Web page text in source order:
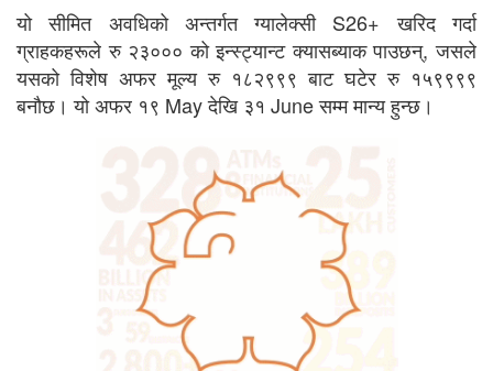
यो सीमित अवधिको अन्तर्गत ग्यालेक्सी S26+ खरिद गर्दा
ग्राहकहरूले रु २३००० को इन्स्ट्यान्ट क्यासब्याक पाउछन्, जसले
यसको विशेष अफर मूल्य रु १८२९९९ बाट घटेर रु १५९९९९
बनौछ। यो अफर १९ May देखि ३१ June सम्म मान्य हुन्छ।